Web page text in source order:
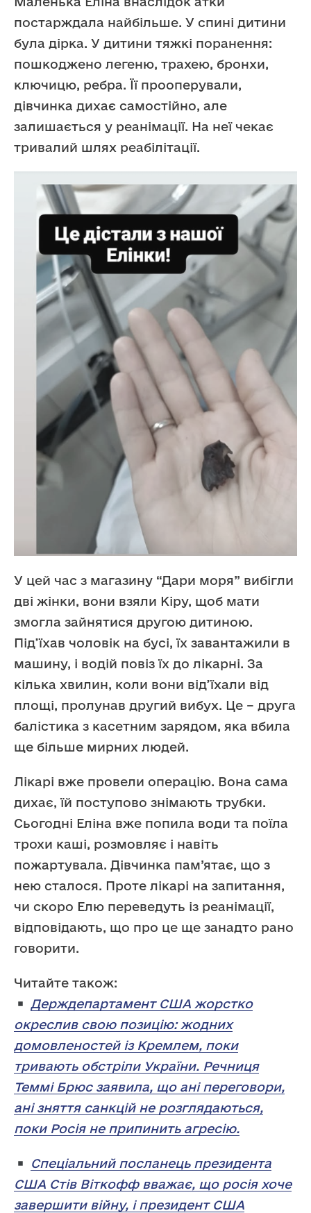
постарждала найбільше. У спині дитини
була дірка. У дитини тяжкі поранення:
пошкоджено легеню, трахею, бронхи,
ключицю, ребра. Її прооперували,
дівчинка дихає самостійно, але
залишається у реанімації. На неї чекає
тривалий шлях реабілітації.
У цей час з магазину “Дари моря” вибігли
дві жінки, вони взяли Кіру, щоб мати
змогла зайнятися другою дитиною.
Під’їхав чоловік на бусі, їх завантажили в
машину, і водій повіз їх до лікарні. За
кілька хвилин, коли вони від’їхали від
площі, пролунав другий вибух. Це – друга
балістика з касетним зарядом, яка вбила
ще більше мирних людей.
Лікарі вже провели операцію. Вона сама
дихає, їй поступово знімають трубки.
Сьогодні Еліна вже попила води та поїла
трохи каші, розмовляє і навіть
пожартувала. Дівчинка пам’ятає, що з
нею сталося. Проте лікарі на запитання,
чи скоро Елю переведуть із реанімації,
відповідають, що про це ще занадто рано
говорити.
Читайте також:
Держдепартамент США жорстко
окреслив свою позицію: жодних
домовленостей із Кремлем, поки
тривають обстріли України. Речниця
Теммі Брюс заявила, що ані переговори,
ані зняття санкцій не розглядаються,
поки Росія не припинить агресію.
Спеціальний посланець президента
США Стів Віткофф вважає, що росія хоче
завершити війну, і президент США